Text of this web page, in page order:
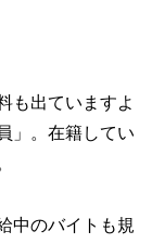
も出ていますよ
」。在籍してい
中のバイトも規